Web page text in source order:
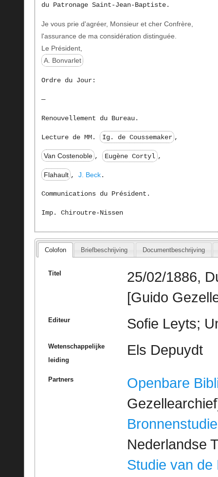
du Patronage Saint-Jean-Baptiste.
Je vous prie d'agréer, Monsieur et cher Confrère,
l'assurance de ma considération distinguée.
Le Président,
A. Bonvarlet
Ordre du Jour:
—
Renouvellement du Bureau.
Lecture de MM. Ig. de Coussemaker ,
Van Costenoble , Eugène Cortyl ,
Flahault ,J. Beck.
Communications du Président.
Imp. Chiroutre-Nissen
Colofon Briefbeschrijving Documentbeschrijving
Titel
25/02/1886,
[Guido
Editeur Sofie Leyts;
Wetenschappelijke
leiding
Els Depuydt
Partners
Openbare
Bronnenstudie
Nederlandse
Studie van de